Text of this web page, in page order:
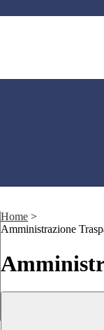
Home >
Amministrazione